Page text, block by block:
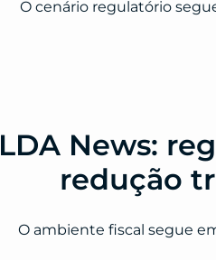
O cenário regulatório
LDA News:
redução
O ambiente fiscal segue